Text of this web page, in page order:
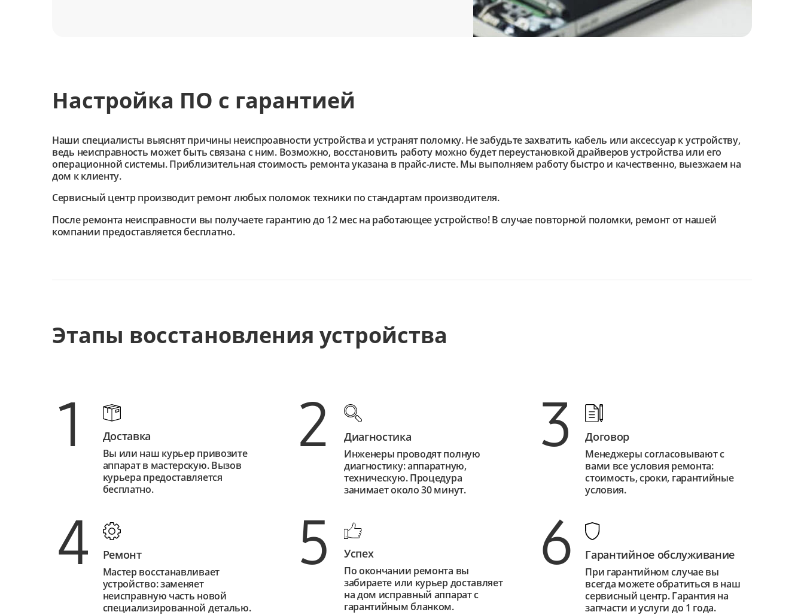
Настройка ПО с гарантией
Наши специалисты выяснят причины неиспроавности устройства и устранят поломку. Не забудьте захватить кабель или аксессуар к устройству,
ведь неисправность может быть связана с ним. Возможно, восстановить работу можно будет переустановкой драйверов устройства или его
операционной системы. Приблизительная стоимость ремонта указана в прайс-листе. Мы выполняем работу быстро и качественно, выезжаем на
дом к клиенту.
Сервисный центрпроизводит ремонт любых поломок техники по стандартам производителя.
После ремонта неисправности вы получаете гарантию до 12 мес на работающее устройство! В случае повторной поломки, ремонт от нашей
компании предоставляется бесплатно.
Этапы восстановления устройства
1 Доставка
Вы или наш курьер привозите
аппарат в мастерскую. Вызов
курьера предоставляется
бесплатно.
2 Диагностика
Инженеры проводят полную
диагностику: аппаратную,
техническую. Процедура
занимает около 30 минут.
3 Договор
Менеджеры согласовывают с
вами все условия ремонта:
стоимость, сроки, гарантийные
условия.
4 Ремонт
Мастер восстанавливает
устройство: заменяет
неисправную часть новой
специализированной деталью.
5 Успех
По окончании ремонта вы
забираете или курьер доставляет
на дом исправный аппарат с
гарантийным бланком.
6 Гарантийное обслуживание
При гарантийном случае вы
всегда можете обратиться в наш
сервисный центр. Гарантия на
запчасти и услуги до 1 года.